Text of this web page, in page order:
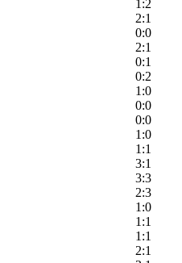
1:2
2:1
0:0
2:1
0:1
0:2
1:0
0:0
0:0
1:0
1:1
3:1
3:3
2:3
1:0
1:1
1:1
2:1